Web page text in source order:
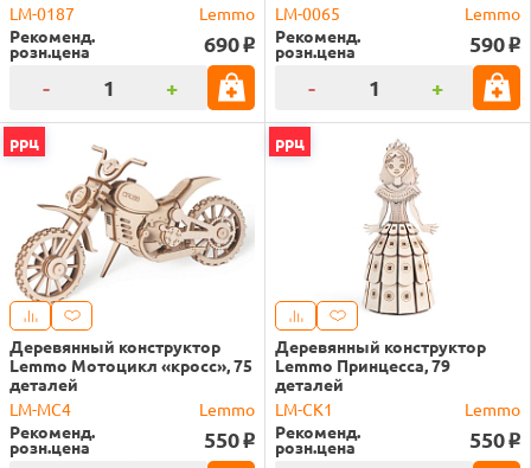
LM-0187
Lemmo
Рекоменд.
розн.цена 690 o
- +
LM-0065
Lemmo
Рекоменд.
розн.цена 590 o
- +
ррц
Деревянный конструктор
Lemmo Мотоцикл «кросс», 75
деталей
LM-MC4
Lemmo
Рекоменд.
розн.цена 550 o
ррц
Деревянный конструктор
Lemmo Принцесса, 79
деталей
LM-CK1
Lemmo
Рекоменд.
розн.цена 550 o